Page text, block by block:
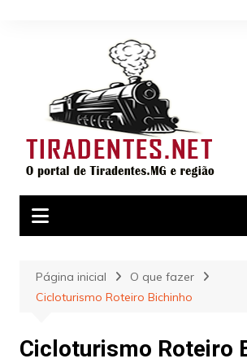
Página inicial
O que fazer
Cicloturismo Roteiro Bichinho
Cicloturismo Roteiro